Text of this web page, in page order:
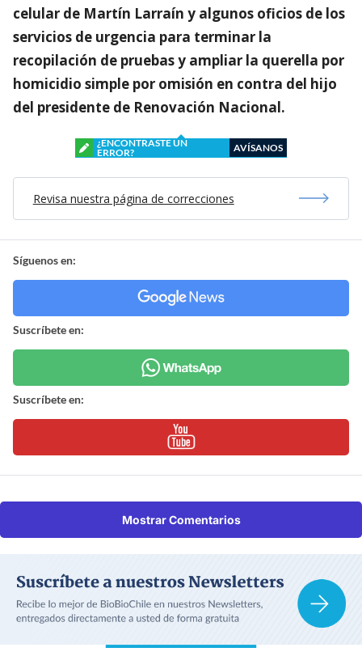
celular de Martín Larraín y algunos oficios de los
servicios de urgencia para terminar la
recopilación de pruebas y ampliar la querella por
homicidio simple por omisión en contra del hijo
del presidente de Renovación Nacional.
¿ENCONTRASTE UN
ERROR?
AVÍSANOS
Revisa nuestra página de correcciones
Síguenos en:
Suscríbete en:
Suscríbete en:
Mostrar Comentarios